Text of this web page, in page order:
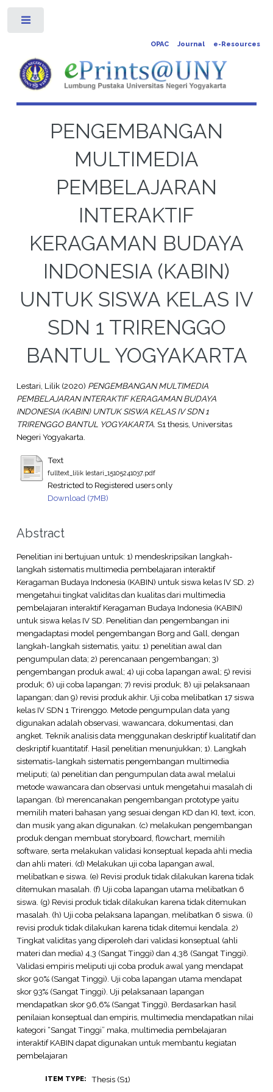
OPAC Journal e-Resources
PENGEMBANGAN
MULTIMEDIA
PEMBELAJARAN
INTERAKTIF
KERAGAMAN BUDAYA
INDONESIA (KABIN)
UNTUK SISWA KELAS IV
SDN 1 TRIRENGGO
BANTUL YOGYAKARTA
Lestari, Lilik(2020) PENGEMBANGAN MULTIMEDIA
PEMBELAJARAN INTERAKTIF KERAGAMAN BUDAYA
INDONESIA (KABIN) UNTUK SISWA KELAS IV SDN 1
TRIRENGGO BANTUL YOGYAKARTA. S1 thesis, Universitas
Negeri Yogyakarta.
Text
fulltext_lilik lestari_15105241037.pdf
Restricted to Registered users only
Download (7MB)
Abstract
Penelitian ini bertujuan untuk: 1) mendeskripsikan langkah-
langkah sistematis multimedia pembelajaran interaktif
Keragaman Budaya Indonesia (KABIN) untuk siswa kelas IV SD. 2)
mengetahui tingkat validitas dan kualitas dari multimedia
pembelajaran interaktif Keragaman Budaya Indonesia (KABIN)
untuk siswa kelas IV SD. Penelitian dan pengembangan ini
mengadaptasi model pengembangan Borg and Gall, dengan
langkah-langkah sistematis, yaitu: 1) penelitian awal dan
pengumpulan data; 2) perencanaan pengembangan; 3)
pengembangan produk awal; 4) uji coba lapangan awal; 5) revisi
produk; 6) uji coba lapangan; 7) revisi produk; 8) uji pelaksanaan
lapangan; dan 9) revisi produk akhir. Uji coba melibatkan 17 siswa
kelas IV SDN 1 Trirenggo. Metode pengumpulan data yang
digunakan adalah observasi, wawancara, dokumentasi, dan
angket. Teknik analisis data menggunakan deskriptif kualitatif dan
deskriptif kuantitatif. Hasil penelitian menunjukkan; 1). Langkah
sistematis-langkah sistematis pengembangan multimedia
meliputi; (a) penelitian dan pengumpulan data awal melalui
metode wawancara dan observasi untuk mengetahui masalah di
lapangan. (b) merencanakan pengembangan prototype yaitu
memilih materi bahasan yang sesuai dengan KD dan KI, text, icon,
dan musik yang akan digunakan. (c) melakukan pengembangan
produk dengan membuat storyboard, flowchart, memilih
software, serta melakukan validasi konseptual kepada ahli media
dan ahli materi. (d) Melakukan uji coba lapangan awal,
melibatkan e siswa. (e) Revisi produk tidak dilakukan karena tidak
ditemukan masalah. (f) Uji coba lapangan utama melibatkan 6
siswa. (g) Revisi produk tidak dilakukan karena tidak ditemukan
masalah. (h) Uji coba pelaksana lapangan, melibatkan 6 siswa. (i)
revisi produk tidak dilakukan karena tidak ditemui kendala. 2)
Tingkat validitas yang diperoleh dari validasi konseptual (ahli
materi dan media) 4,3 (Sangat Tinggi) dan 4,38 (Sangat Tinggi).
Validasi empiris meliputi uji coba produk awal yang mendapat
skor 90% (Sangat Tinggi). Uji coba lapangan utama mendapat
skor 93% (Sangat Tinggi). Uji pelaksanaan lapangan
mendapatkan skor 96,6% (Sangat Tinggi). Berdasarkan hasil
penilaian konseptual dan empiris, multimedia mendapatkan nilai
kategori “Sangat Tinggi” maka, multimedia pembelajaran
interaktif KABIN dapat digunakan untuk membantu kegiatan
pembelajaran
ITEM TYPE: Thesis (S1)